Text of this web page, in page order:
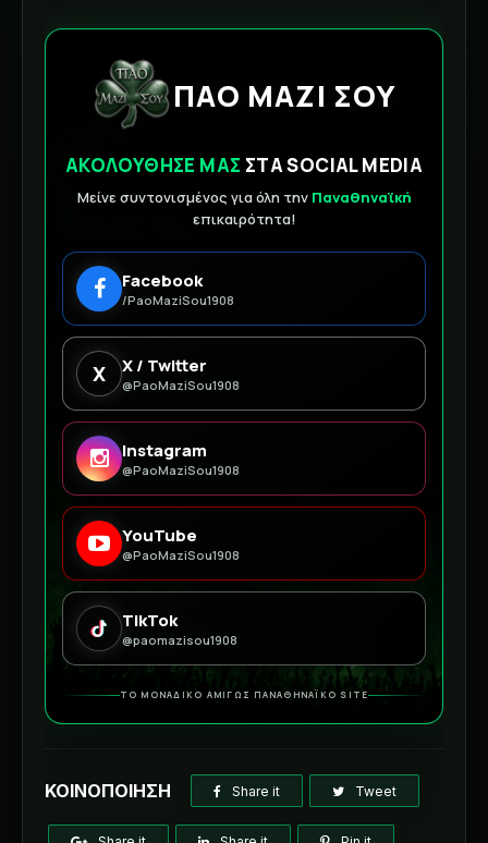
ΠΑΟ ΜΑΖΙ ΣΟΥ
ΑΚΟΛΟΥΘΗΣΕ ΜΑΣ ΣΤΑ SOCIAL MEDIA
Μείνε συντονισμένος για όλη την Παναθηναϊκή
επικαιρότητα!
Facebook
/PaoMaziSou1908
X X / Twitter
@PaoMaziSou1908
Instagram
@PaoMaziSou1908
YouTube
@PaoMaziSou1908
TikTok
@paomazisou1908
ΤΟ ΜΟΝΑΔΙΚΟ ΑΜΙΓΩΣ ΠΑΝΑΘΗΝΑΪΚΟ SITE
ΚΟΙΝΟΠΟΙΗΣΗ Share it Tweet